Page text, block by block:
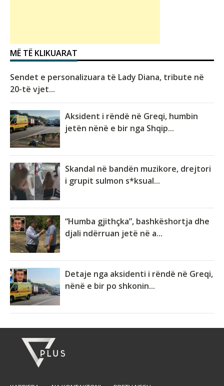
MË TË KLIKUARAT
Sendet e personalizuara të Lady Diana, tribute në
20-të vjet...
Aksident i rëndë në Greqi, humbin
jetën nënë e bir nga Shqip...
Skandal në bandën muzikore, drejtori
i grupit sulmon s*ksual...
“Humba gjithçka”, bashkëshortja dhe
djali ndërruan jetë në a...
Detaje nga aksidenti i rëndë në Greqi,
nënë e bir po shkonin...